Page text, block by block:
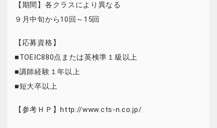
【期間】各クラスにより異なる
９月中旬から10回～15回
【応募資格】
■TOEIC880点または英検準１級以上
■講師経験１年以上
■短大卒以上
【参考ＨＰ】http://www.cts-n.co.jp/